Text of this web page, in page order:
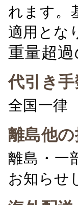
れます。
適用とな
重量超
代引き
全国一
離島他
離島・一
お知らせ